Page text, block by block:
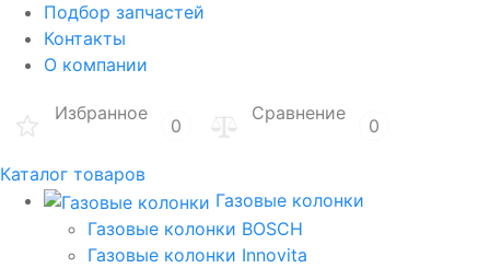
Подбор запчастей
Контакты
О компании
Избранное
0
Сравнение
0
Каталог товаров
Газовые колонки
Газовые колонки BOSCH
Газовые колонки Innovita